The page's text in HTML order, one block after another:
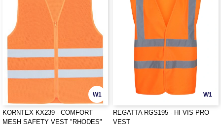
W1
KORNTEX KX239 - COMFORT
MESH SAFETY VEST "RHODES"
W1
REGATTA RGS195 - HI-VIS PRO
VEST